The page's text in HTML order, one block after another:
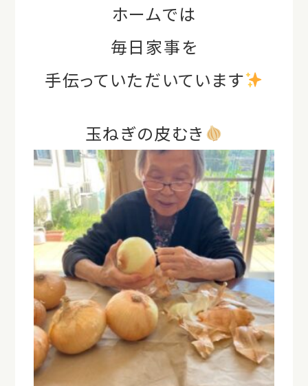
ホームでは
毎日家事を
手伝っていただいています
玉ねぎの皮むき